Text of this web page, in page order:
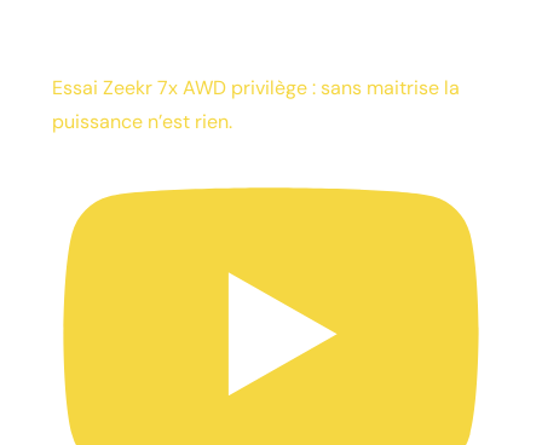
Essai Zeekr 7x AWD privilège : sans maitrise la
puissance n’est rien.